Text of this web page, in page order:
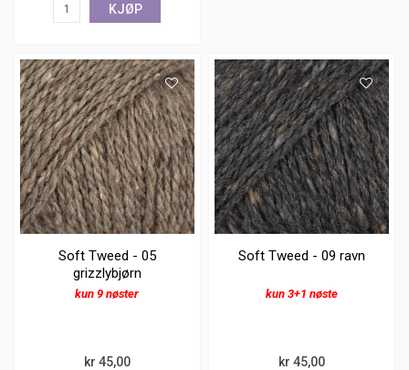
KJØP
Soft Tweed - 05
grizzlybjørn
kun 9 nøster
kr 45,00
Soft Tweed - 09 ravn
kun 3+1 nøste
kr 45,00